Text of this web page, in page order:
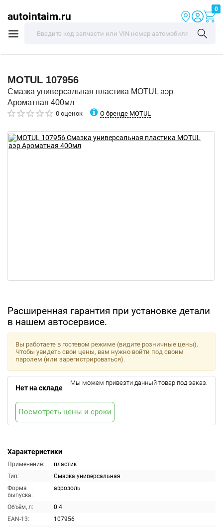
autointaim.ru
0
MOTUL 107956
Смазка универсальная пластика MOTUL аэр
Ароматная 400мл
0 оценок О бренде MOTUL
Расширенная гарантия при установке детали
в нашем автосервисе.
Характеристики
Применение:
пластик
Тип:
Смазка универсальная
Форма
выпуска:
аэрозоль
Объём, л:
0.4
EAN-13:
107956
Вы работаете в гостевом режиме (видите розничные цены).
Чтобы увидеть свои цены, вам нужно войти под своим
паролем (или зарегистрироваться).
Нет на складе
Мы можем привезти данный товар под заказ.
Посмотреть цены и сроки